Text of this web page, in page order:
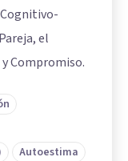
el
Compromiso.
Autoestima